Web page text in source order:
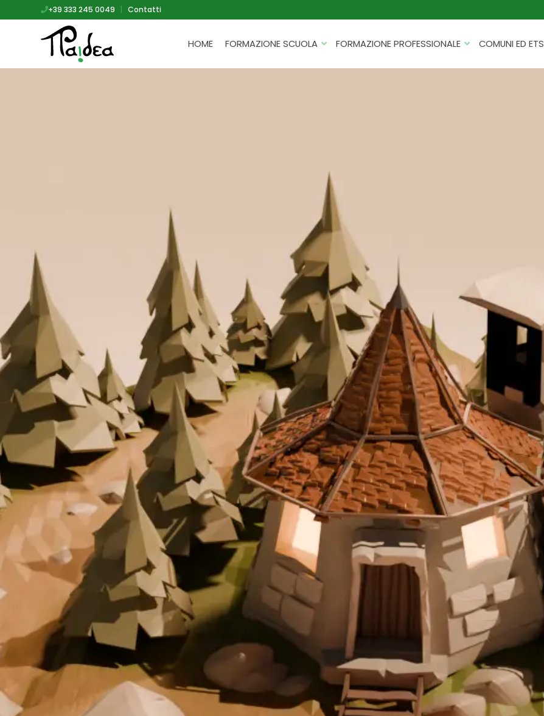
+39 333 245 0049 | Contatti
HOME FORMAZIONE SCUOLA
CATALOGHI
PROGETTI PNRR
FORMAZIONE PER DOCENTI
PROGETTAZIONE E
RENDICONTAZIONE
VIAGGI D’ISTRUZIONE
KIT DI PROGRAMMAZIONE
CORSI ONLINE PER STUDENTI
CORSI ONLINE PER DOCENTI
MATERIALE DIDATTICO
FORMAZIONE PROFESSIONALE
FORMAZIONE FINANZIATA
COMUNI ED ETS